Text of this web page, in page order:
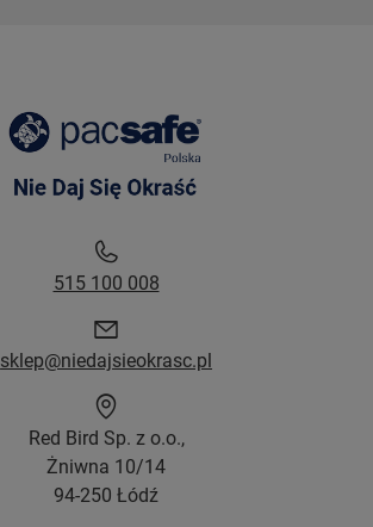
515 100 008
sklep@niedajsieokrasc.pl
Red Bird Sp. z o.o.,
Żniwna 10/14
94-250 Łódź